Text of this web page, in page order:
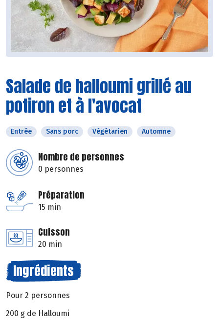
Salade de halloumi grillé au
potiron et à l'avocat
Entrée Sans porc Végétarien Automne
Nombre de personnes
0 personnes
Préparation
15 min
Cuisson
20 min
Ingrédients
Pour 2 personnes
200 g de Halloumi